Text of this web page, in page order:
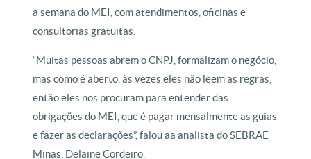
a semana do MEI, com atendimentos, oficinas e
consultorias gratuitas.
“Muitas pessoas abrem o CNPJ, formalizam o negócio,
mas como é aberto, às vezes eles não leem as regras,
então eles nos procuram para entender das
obrigações do MEI, que é pagar mensalmente as guias
e fazer as declarações”, falou aa analista do SEBRAE
Minas, Delaine Cordeiro.